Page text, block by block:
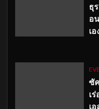
ธุ
อ
เ
ซั
เ
เอ